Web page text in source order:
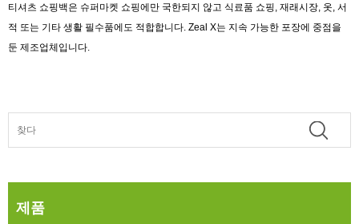
티셔츠 쇼핑백은 슈퍼마켓 쇼핑에만 국한되지 않고 식료품 쇼핑, 재래시장, 옷, 서
적 또는 기타 생활 필수품에도 적합합니다. Zeal X는 지속 가능한 포장에 중점을
둔 제조업체입니다.
제품